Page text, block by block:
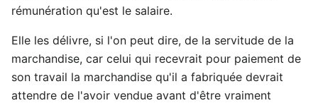
rémunération qu'est le salaire.
Elle les délivre, si l'on peut dire, de la servitude de la
marchandise, car celui qui recevrait pour paiement de
son travail la marchandise qu'il a fabriquée devrait
attendre de l'avoir vendue avant d'être vraiment